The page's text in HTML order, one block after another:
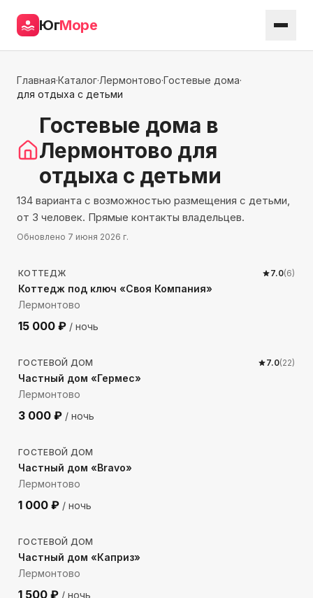
ЮгМоре
Главная·Каталог·Лермонтово·Гостевые дома·
для отдыха с детьми
Гостевые дома в
Лермонтово для
отдыха с детьми
134 варианта с возможностью размещения с детьми,
от 3 человек. Прямые контакты владельцев.
Обновлено 7 июня 2026 г.
3279м до моря
КОТТЕДЖ 7.0(6)
Коттедж под ключ «Своя Компания»
Лермонтово
15 000 ₽ / ночь
232 м до моря
ГОСТЕВОЙ ДОМ 7.0(22)
Частный дом «Гермес»
Лермонтово
3 000 ₽ / ночь
1302 м до моря
ГОСТЕВОЙ ДОМ
Частный дом «Bravo»
Лермонтово
1 000 ₽ / ночь
221м до моря
ГОСТЕВОЙ ДОМ
Частный дом «Каприз»
Лермонтово
1 500 ₽ / ночь